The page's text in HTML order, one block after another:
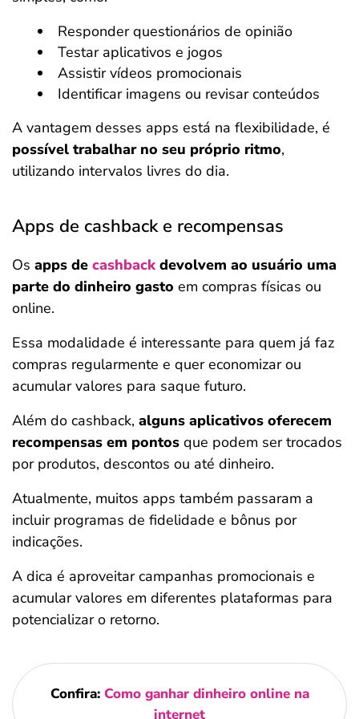
Responder questionários de opinião
Testar aplicativos e jogos
Assistir vídeos promocionais
Identificar imagens ou revisar conteúdos
A vantagem desses apps está na flexibilidade, é
possível trabalhar no seu próprio ritmo,
utilizando intervalos livres do dia.
Apps de cashback e recompensas
Os apps de cashbackdevolvem ao usuário uma
parte do dinheiro gasto em compras físicas ou
online.
Essa modalidade é interessante para quem já faz
compras regularmente e quer economizar ou
acumular valores para saque futuro.
Além do cashback, alguns aplicativos oferecem
recompensas em pontos que podem ser trocados
por produtos, descontos ou até dinheiro.
Atualmente, muitos apps também passaram a
incluir programas de fidelidade e bônus por
indicações.
A dica é aproveitar campanhas promocionais e
acumular valores em diferentes plataformas para
potencializar o retorno.
Confira: Como ganhar dinheiro online na
internet